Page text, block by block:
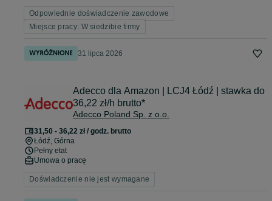
Odpowiednie doświadczenie zawodowe
Miejsce pracy: W siedzibie firmy
31 lipca 2026
Adecco dla Amazon | LCJ4 Łódź | stawka do
36,22 zł/h brutto*
Adecco Poland Sp. z o.o.
31,50 - 36,22 zł / godz. brutto
Łódź, Górna
Pełny etat
Umowa o pracę
Doświadczenie nie jest wymagane